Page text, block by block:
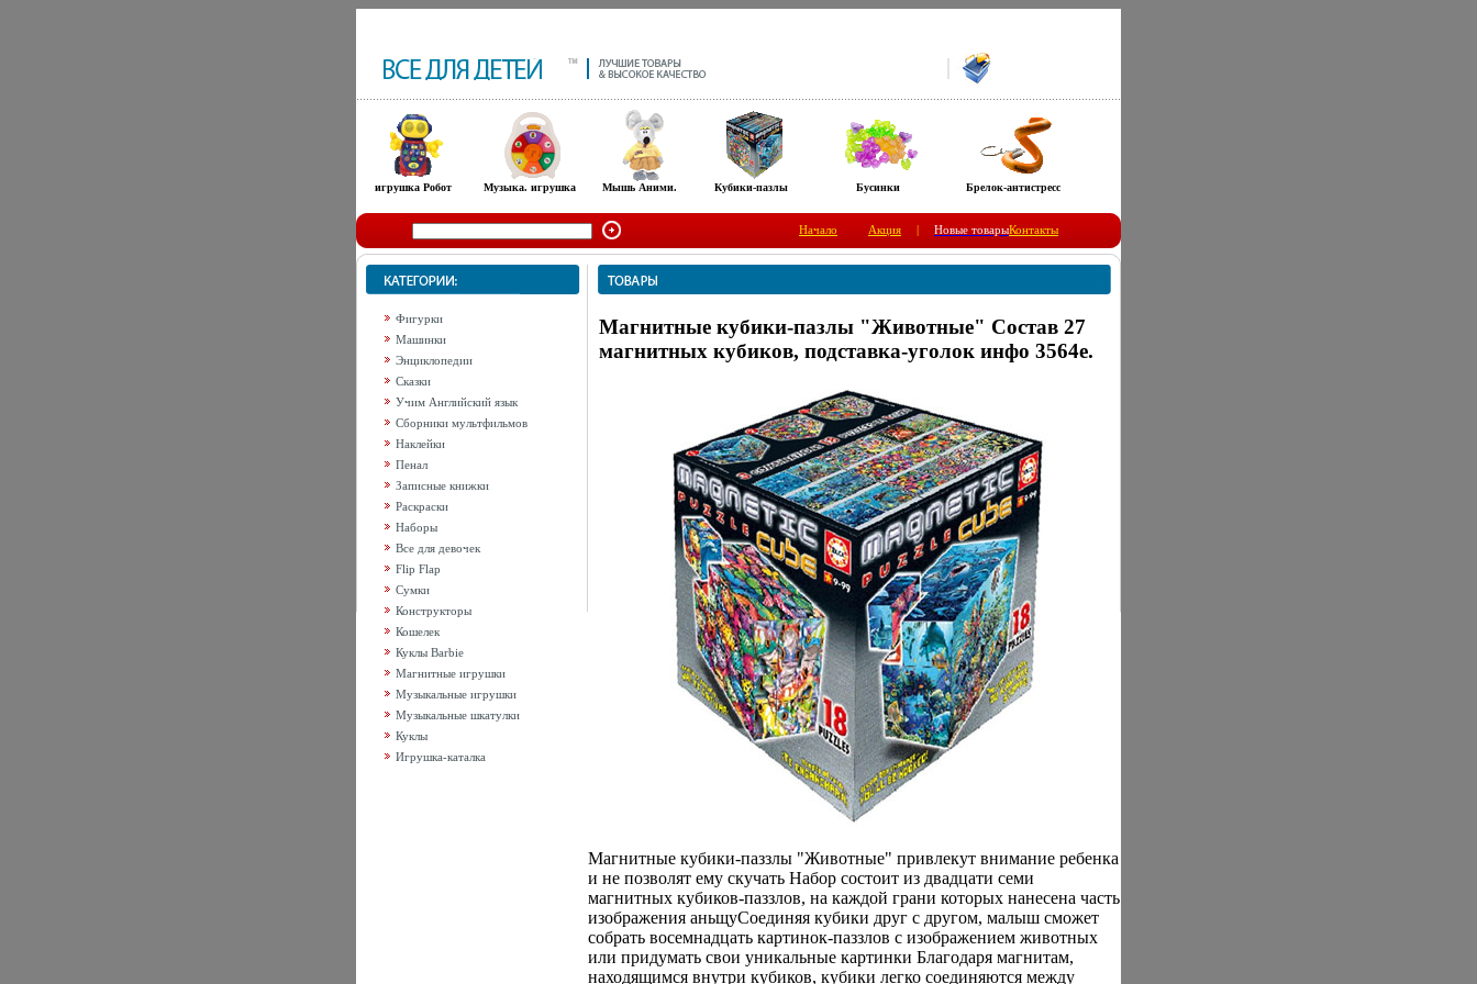
игрушка Робот Музыка. игрушка Мышь Аними. Кубики-пазлы Бусинки Брелок-антистресс
Начало Акция | Новые товарыКонтакты
Фигурки
Машинки
Энциклопедии
Сказки
Учим Английский язык
Сборники мультфильмов
Наклейки
Пенал
Записные книжки
Раскраски
Наборы
Все для девочек
Flip Flap
Сумки
Конструкторы
Кошелек
Куклы Barbie
Магнитные игрушки
Музыкальные игрушки
Музыкальные шкатулки
Куклы
Игрушка-каталка
Магнитные кубики-пазлы "Животные" Состав 27
магнитных кубиков, подставка-уголок инфо 3564e.
Магнитные кубики-паззлы "Животные" привлекут внимание ребенка
и не позволят ему скучать Набор состоит из двадцати семи
магнитных кубиков-паззлов, на каждой грани которых нанесена часть
изображения аньщуСоединяя кубики друг с другом, малыш сможет
собрать восемнадцать картинок-паззлов с изображением животных
или придумать свои уникальные картинки Благодаря магнитам,
находящимся внутри кубиков, кубики легко соединяются между